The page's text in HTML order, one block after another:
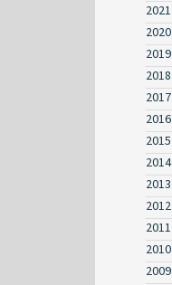
2021
2020
2019
2018
2017
2016
2015
2014
2013
2012
2011
2010
2009